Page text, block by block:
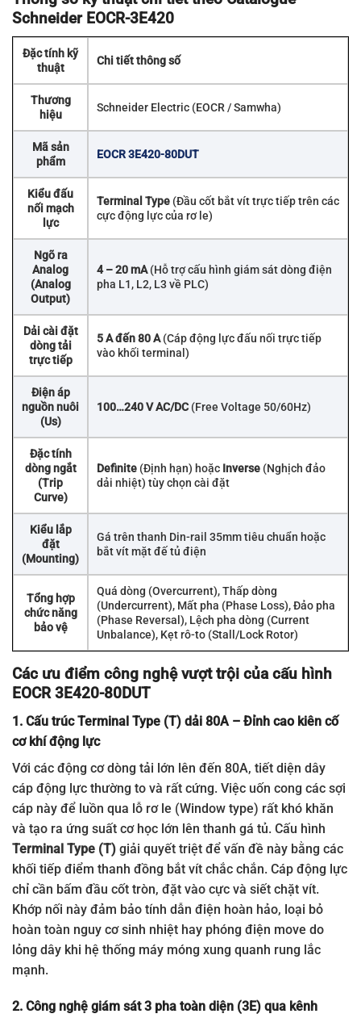
Schneider EOCR-3E420
Đặc tính kỹ
thuật
Chi tiết thông số
Thương
hiệu
Schneider Electric (EOCR / Samwha)
Mã sản
phẩm
EOCR 3E420-80DUT
Kiểu đấu
nối mạch
lực
Terminal Type (Đầu cốt bắt vít trực tiếp trên các
cực động lực của rơ le)
Ngõ ra
Analog
(Analog
Output)
4 – 20 mA(Hỗ trợ cấu hình giám sát dòng điện
pha L1, L2, L3 về PLC)
Dải cài đặt
dòng tải
trực tiếp
5 A đến 80 A(Cáp động lực đấu nối trực tiếp
vào khối terminal)
Điện áp
nguồn nuôi
(Us)
100…240 V AC/DC (Free Voltage 50/60Hz)
Đặc tính
dòng ngắt
(Trip
Curve)
Definite (Định hạn) hoặc Inverse (Nghịch đảo
dải nhiệt) tùy chọn cài đặt
Kiểu lắp
đặt
(Mounting)
Gá trên thanh Din-rail 35mm tiêu chuẩn hoặc
bắt vít mặt đế tủ điện
Tổng hợp
chức năng
bảo vệ
Quá dòng (Overcurrent), Thấp dòng
(Undercurrent), Mất pha (Phase Loss), Đảo pha
(Phase Reversal), Lệch pha dòng (Current
Unbalance), Kẹt rô-to (Stall/Lock Rotor)
Các ưu điểm công nghệ vượt trội của cấu hình
EOCR 3E420-80DUT
1. Cấu trúc Terminal Type (T) dải 80A – Đỉnh cao kiên cố
cơ khí động lực
Với các động cơ dòng tải lớn lên đến 80A, tiết diện dây
cáp động lực thường to và rất cứng. Việc uốn cong các sợi
cáp này để luồn qua lỗ rơ le (Window type) rất khó khăn
và tạo ra ứng suất cơ học lớn lên thanh gá tủ. Cấu hình
Terminal Type (T) giải quyết triệt để vấn đề này bằng các
khối tiếp điểm thanh đồng bắt vít chắc chắn. Cáp động lực
chỉ cần bấm đầu cốt tròn, đặt vào cực và siết chặt vít.
Khớp nối này đảm bảo tính dẫn điện hoàn hảo, loại bỏ
hoàn toàn nguy cơ sinh nhiệt hay phóng điện move do
lỏng dây khi hệ thống máy móng xung quanh rung lắc
mạnh.
2. Công nghệ giám sát 3 pha toàn diện (3E) qua kênh